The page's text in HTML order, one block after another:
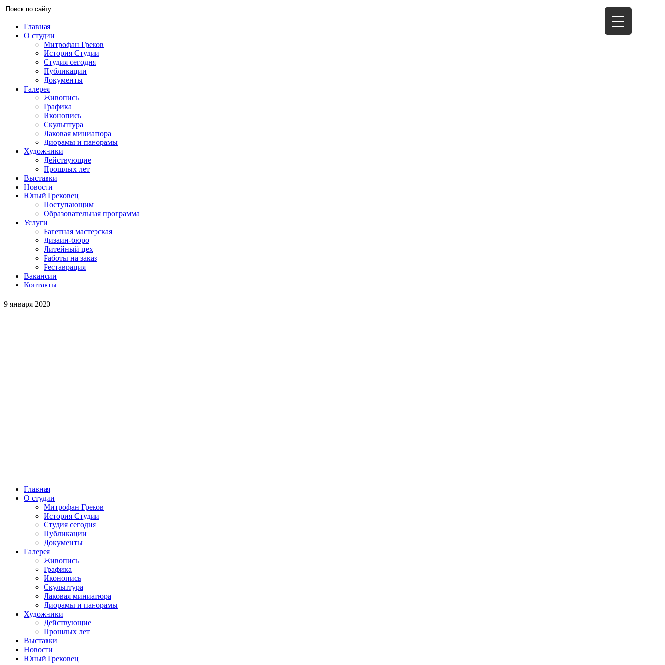
Главная
О студии
Митрофан Греков
История Студии
Студия сегодня
Публикации
Документы
Галерея
Живопись
Графика
Иконопись
Скульптура
Лаковая миниатюра
Диорамы и панорамы
Художники
Действующие
Прошлых лет
Выставки
Новости
Юный Грековец
Поступающим
Образовательная программа
Услуги
Багетная мастерская
Дизайн-бюро
Литейный цех
Работы на заказ
Реставрация
Вакансии
Контакты
9 января 2020
Главная
О студии
Митрофан Греков
История Студии
Студия сегодня
Публикации
Документы
Галерея
Живопись
Графика
Иконопись
Скульптура
Лаковая миниатюра
Диорамы и панорамы
Художники
Действующие
Прошлых лет
Выставки
Новости
Юный Грековец